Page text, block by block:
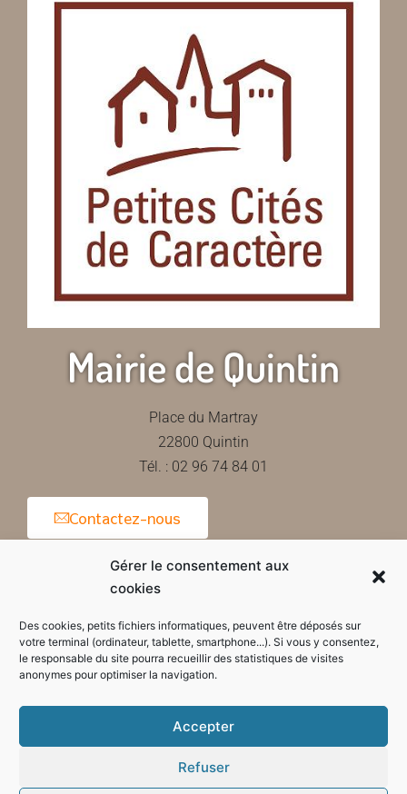
Gérer le consentement aux
cookies
Des cookies, petits fichiers informatiques, peuvent être déposés sur
votre terminal (ordinateur, tablette, smartphone...). Si vous y consentez,
le responsable du site pourra recueillir des statistiques de visites
anonymes pour optimiser la navigation.
Accepter
Refuser
Mairie de Quintin
Place du Martray
22800 Quintin
Tél. : 02 96 74 84 01
Contactez-nous
Horaires d'ouverture de la mairie